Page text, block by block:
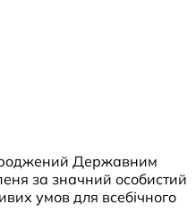
Державним
за значний особистий
умов для всебічного